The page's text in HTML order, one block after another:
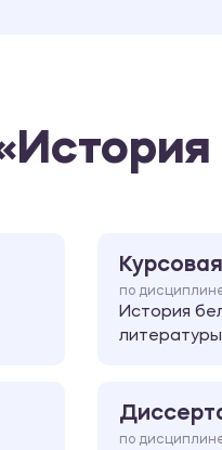
по
История
литературы
по